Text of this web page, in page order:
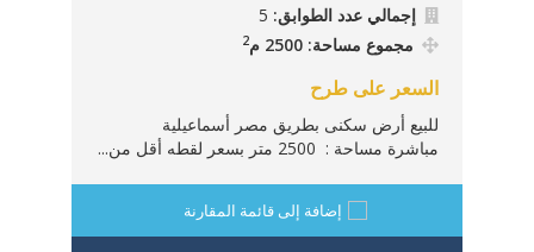
إجمالي عدد الطوابق: 5
مجموع مساحة: 2500 م
2
السعر على طرح
للبيع أرض سكنى بطريق مصر أسماعيلية
مباشرة مساحة : 2500 متر بسعر لقطه أقل من...
إضافة إلى قائمة المقارنة